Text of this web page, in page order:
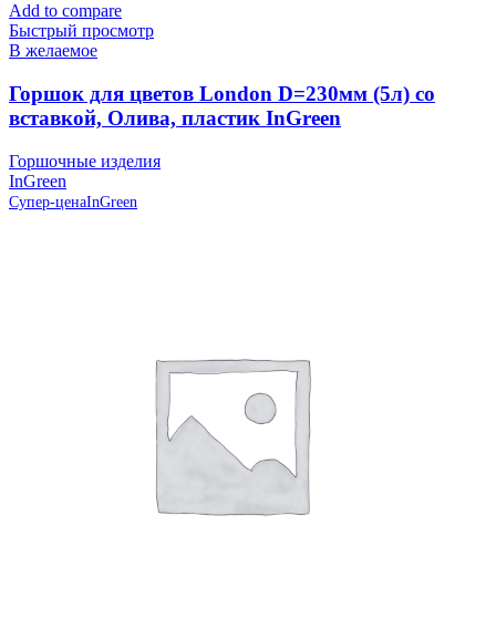
Add to compare
Быстрый просмотр
В желаемое
Горшок для цветов London D=230мм (5л) со
вставкой, Олива, пластик InGreen
Горшочные изделия
InGreen
Супер-ценаInGreen